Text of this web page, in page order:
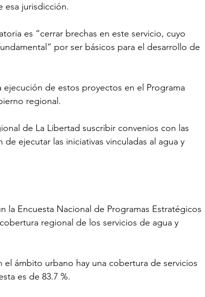
esa jurisdicción.
es “cerrar brechas en este servicio, cuyo
por ser básicos para el desarrollo de
de estos proyectos en el Programa
regional.
de La Libertad suscribir convenios con las
ejecutar las iniciativas vinculadas al agua y
la Encuesta Nacional de Programas Estratégicos
regional de los servicios de agua y
el ámbito urbano hay una cobertura de servicios
es de 83.7 %.